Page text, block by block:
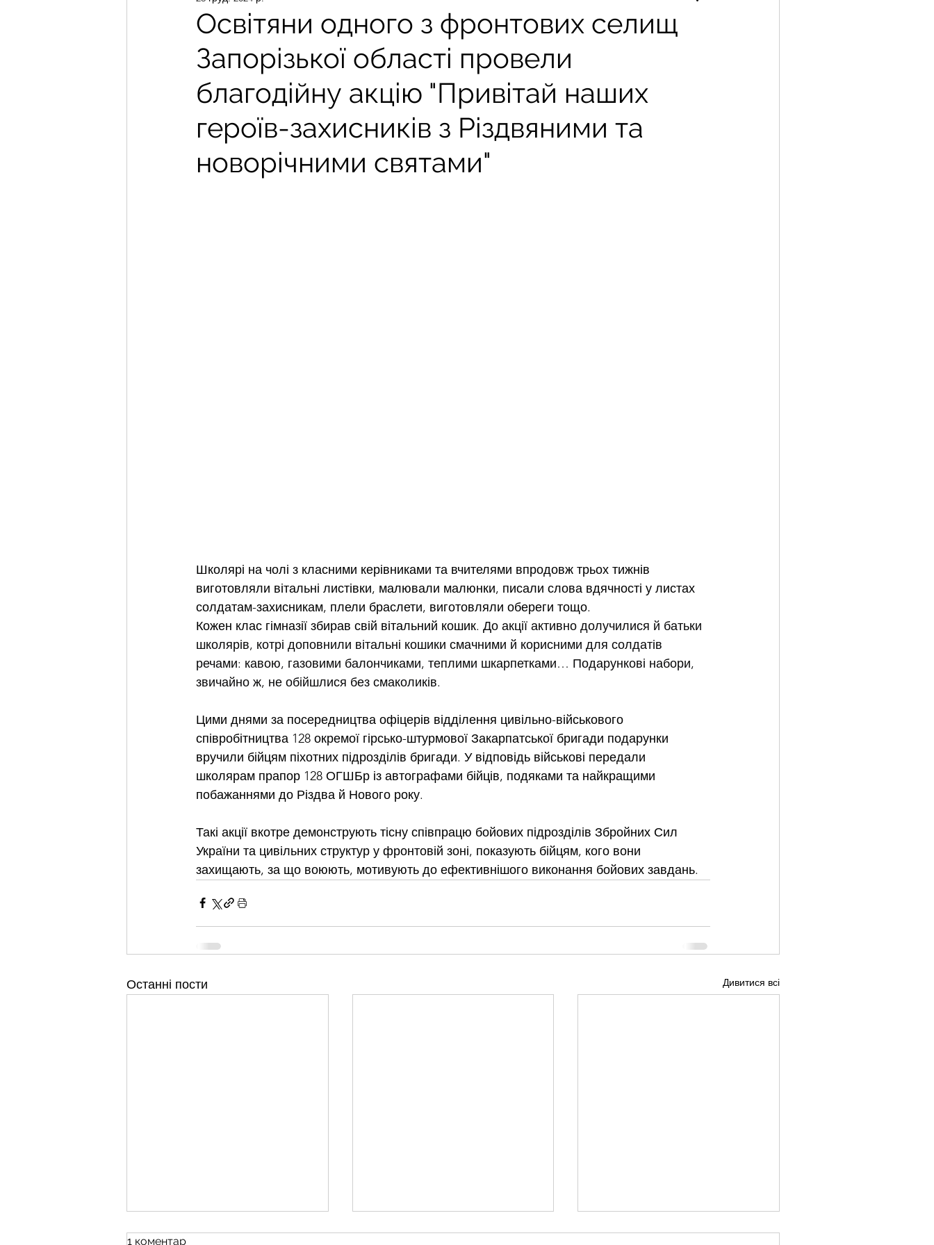
Освітяни одного з фронтових селищ
Запорізької області провели
благодійну акцію "Привітай наших
героїв-захисників з Різдвяними та
новорічними святами"
Школярі на чолі з класними керівниками та вчителями впродовж трьох тижнів
виготовляли вітальні листівки, малювали малюнки, писали слова вдячності у листах
солдатам-захисникам, плели браслети, виготовляли обереги тощо.
Кожен клас гімназії збирав свій вітальний кошик. До акції активно долучилися й батьки
школярів, котрі доповнили вітальні кошики смачними й корисними для солдатів
речами: кавою, газовими балончиками, теплими шкарпетками… Подарункові набори,
звичайно ж, не обійшлися без смаколиків.
Цими днями за посередництва офіцерів відділення цивільно-військового
співробітництва 128 окремої гірсько-штурмової Закарпатської бригади подарунки
вручили бійцям піхотних підрозділів бригади. У відповідь військові передали
школярам прапор 128 ОГШБр із автографами бійців, подяками та найкращими
побажаннями до Різдва й Нового року.
Такі акції вкотре демонструють тісну співпрацю бойових підрозділів Збройних Сил
України та цивільних структур у фронтовій зоні, показують бійцям, кого вони
захищають, за що воюють, мотивують до ефективнішого виконання бойових завдань.
Останні пости Дивитися всі
1 коментар